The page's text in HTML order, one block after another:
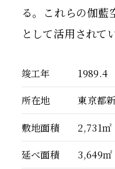
る。これらの伽藍
として活用されて
竣工年
1989.4
所在地
東京都
敷地面積
2,731㎡
延べ面積
3,649㎡